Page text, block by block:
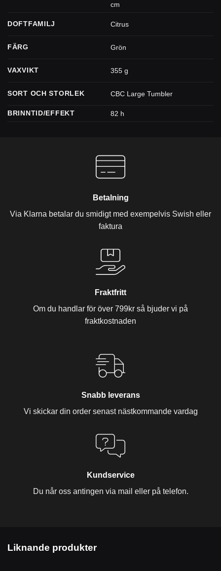
cm
DOFTFAMILJ Citrus
FÄRG Grön
VAXVIKT 355 g
SORT OCH STORLEK CBC Large Tumbler
BRINNTID/EFFEKT 82 h
Betalning
Via Klarna betalar du smidigt med exempelvis Swish eller
faktura
Fraktfritt
Om du handlar för över 799kr så bjuder vi på
fraktkostnaden
Snabb leverans
Vi skickar din order senast nästkommande vardag
Kundservice
Du når oss antingen via mail eller på telefon.
Liknande produkter